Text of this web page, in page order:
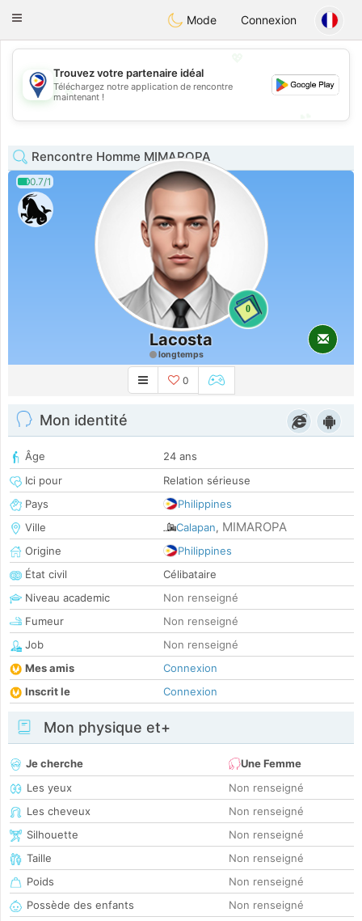
PhilippinesChat
Toggle
Mode Connexion
💖
💕
Trouvez votre partenaire idéal
Téléchargez notre application de rencontre
maintenant !
Rencontre Homme MIMAROPA
0.7/1
0
Lacosta
longtemps
0
Mon identité
Âge
24 ans
Ici pour
Relation sérieuse
Pays
Philippines
Ville
Calapan, MIMAROPA
Origine
Philippines
État civil
Célibataire
Niveau academic
Non renseigné
Fumeur
Non renseigné
Job
Non renseigné
Mes amis
Connexion
Inscrit le
Connexion
Mon physique et+
Je cherche
Une Femme
Les yeux
Non renseigné
Les cheveux
Non renseigné
Silhouette
Non renseigné
Taille
Non renseigné
Poids
Non renseigné
Possède des enfants
Non renseigné